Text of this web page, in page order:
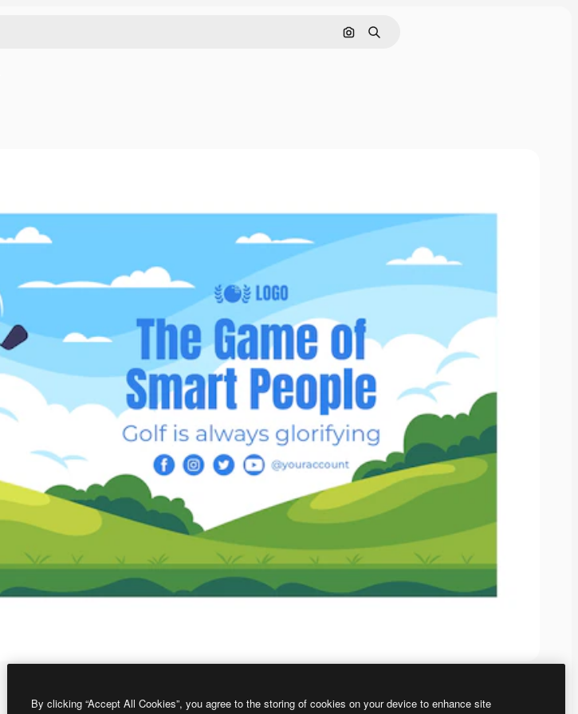
画像で検索
検索
By clicking “Accept All Cookies”, you agree to the storing of cookies on your device to enhance site